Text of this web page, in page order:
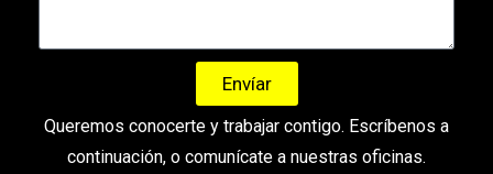
Envíar
Queremos conocerte y trabajar contigo. Escríbenos a
continuación, o comunícate a nuestras oficinas.